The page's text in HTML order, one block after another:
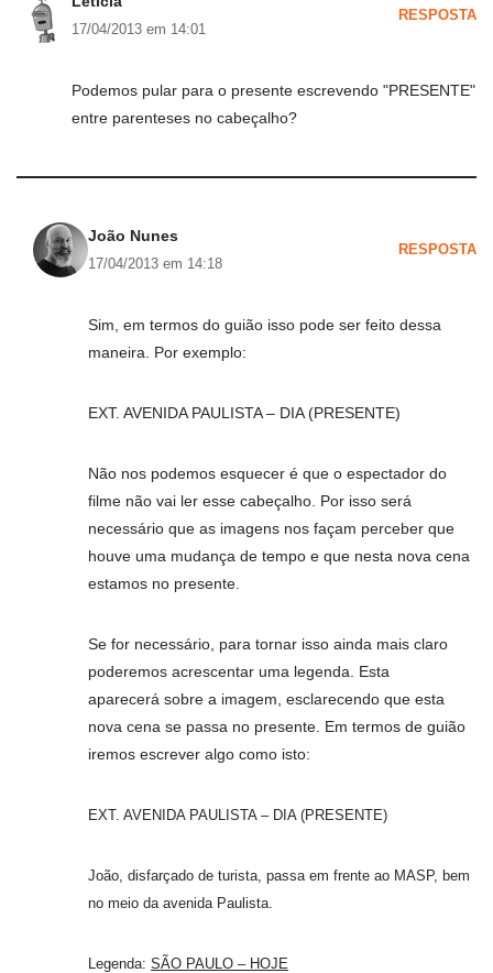
17/04/2013 em 14:01
RESPOSTA
Podemos pular para o presente escrevendo "PRESENTE"
entre parenteses no cabeçalho?
João Nunes
17/04/2013 em 14:18
RESPOSTA
Sim, em termos do guião isso pode ser feito dessa
maneira. Por exemplo:
EXT. AVENIDA PAULISTA – DIA (PRESENTE)
Não nos podemos esquecer é que o espectador do
filme não vai ler esse cabeçalho. Por isso será
necessário que as imagens nos façam perceber que
houve uma mudança de tempo e que nesta nova cena
estamos no presente.
Se for necessário, para tornar isso ainda mais claro
poderemos acrescentar uma legenda. Esta
aparecerá sobre a imagem, esclarecendo que esta
nova cena se passa no presente. Em termos de guião
iremos escrever algo como isto:
EXT. AVENIDA PAULISTA – DIA (PRESENTE)
João, disfarçado de turista, passa em frente ao MASP, bem
no meio da avenida Paulista.
Legenda: SÃO PAULO – HOJE